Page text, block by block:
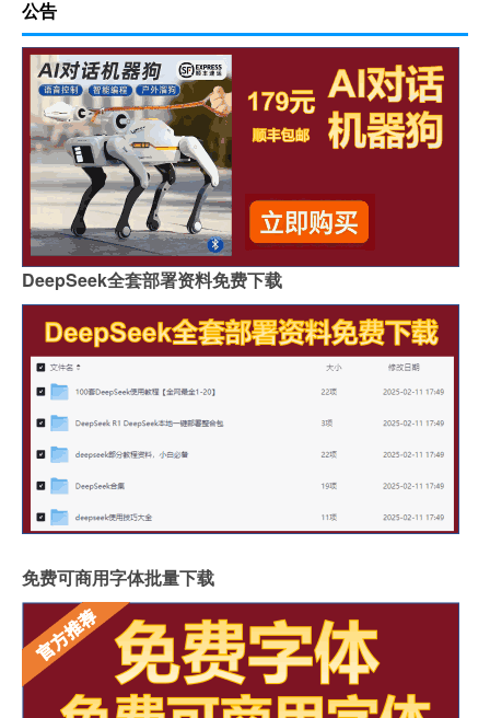
公告
DeepSeek全套部署资料免费下载
免费可商用字体批量下载